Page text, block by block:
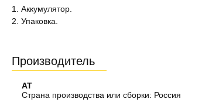
1. Аккумулятор.
2. Упаковка.
Производитель
AT
Страна производства или сборки: Россия